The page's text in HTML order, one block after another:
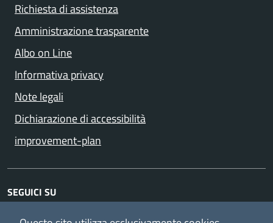
Richiesta di assistenza
Amministrazione trasparente
Albo on Line
Informativa privacy
Note legali
Dichiarazione di accessibilità
improvement-plan
SEGUICI SU
FacebookYouTubeInstagram